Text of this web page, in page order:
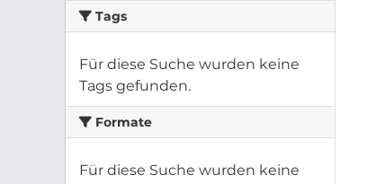
Tags
Für diese Suche wurden keine
Tags gefunden.
Formate
Für diese Suche wurden keine